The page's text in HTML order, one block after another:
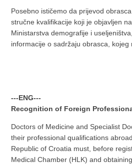
Posebno ističemo da prijevod
stručne kvalifikacije koji je objavljen
Ministarstva demografije i
informacije o sadržaju obrasca, kojeg
---ENG---
Recognition of Foreign
Doctors of Medicine and Specialist
their professional qualifications
Republic of Croatia must, before
Medical Chamber (HLK) and